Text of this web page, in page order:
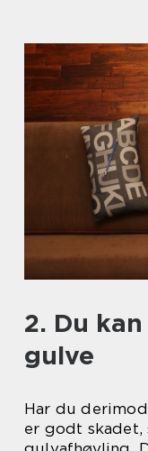
2. Du
gulve
Har du
er godt skadet,